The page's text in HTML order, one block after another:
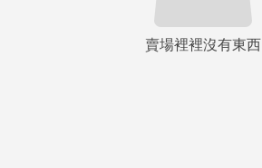
賣場裡裡沒有東西